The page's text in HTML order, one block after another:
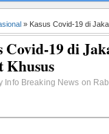
» Kasus Covid-19 di
Covid-19 di
Khusus
Info Breaking News on